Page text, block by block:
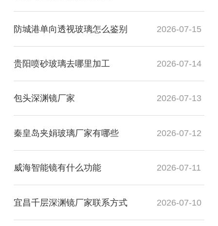
防城港单向透视玻璃怎么鉴别 2026-07-15
贵阳喷砂玻璃去哪里加工 2026-07-14
包头深渊镜厂家 2026-07-13
秦皇岛夹娟玻璃厂家有哪些 2026-07-12
威海智能镜有什么功能 2026-07-11
宜昌千层深渊镜厂家联系方式 2026-07-10